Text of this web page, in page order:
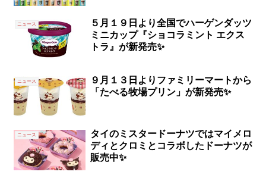
ニュース
５月１９日より全国でハーゲンダッツ
ミニカップ『ショコラミント エクス
トラ』が新発売✨
ニュース
９月１３日よりファミリーマートから
「たべる牧場プリン」が新発売✨
ニュース
タイのミスタードーナツではマイメロ
ディとクロミとコラボしたドーナツが
販売中✨